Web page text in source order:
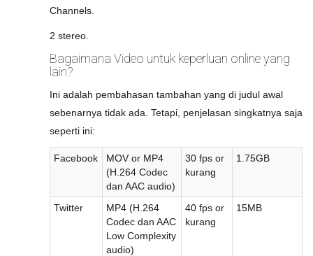
Channels.
2 stereo.
Bagaimana Video untuk keperluan online yang
lain?
Ini adalah pembahasan tambahan yang di judul awal
sebenarnya tidak ada. Tetapi, penjelasan singkatnya saja
seperti ini:
Facebook
MOV or MP4
(H.264 Codec
dan AAC audio)
30 fps or
kurang
1.75GB
Twitter
MP4 (H.264
Codec dan AAC
Low Complexity
audio)
40 fps or
kurang
15MB